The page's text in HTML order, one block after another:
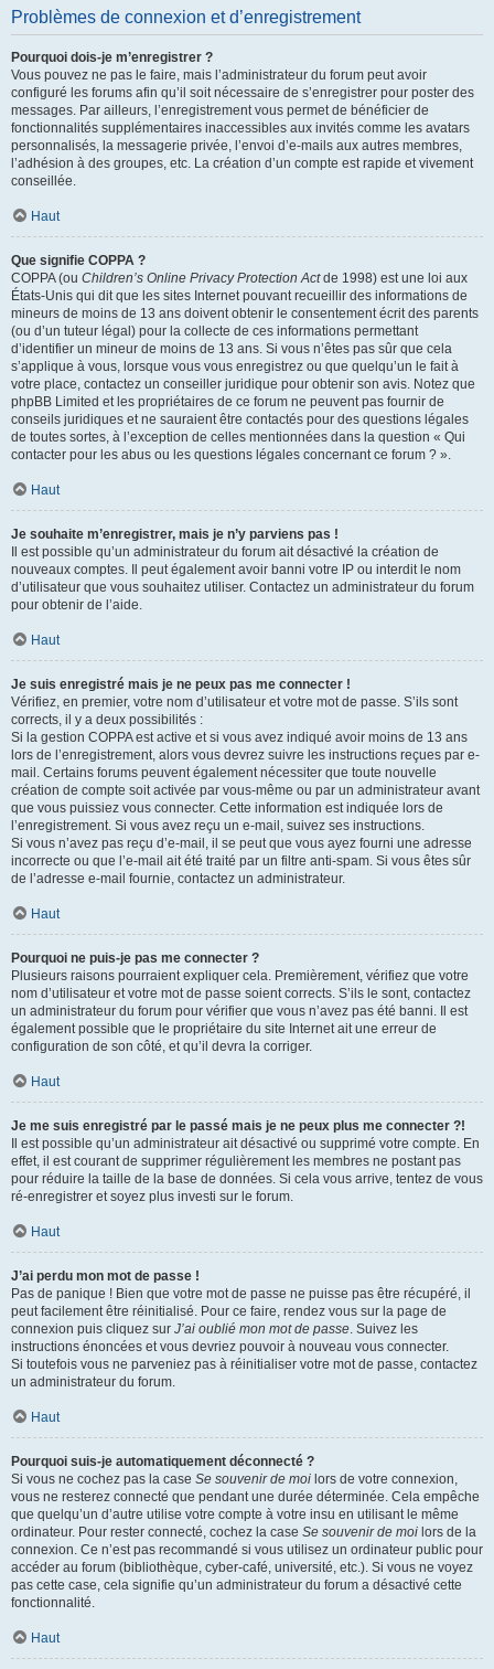
Problèmes de connexion et d’enregistrement
Pourquoi dois-je m’enregistrer ?
Vous pouvez ne pas le faire, mais l’administrateur du forum peut avoir
configuré les forums afin qu’il soit nécessaire de s’enregistrer pour poster des
messages. Par ailleurs, l’enregistrement vous permet de bénéficier de
fonctionnalités supplémentaires inaccessibles aux invités comme les avatars
personnalisés, la messagerie privée, l’envoi d’e-mails aux autres membres,
l’adhésion à des groupes, etc. La création d’un compte est rapide et vivement
conseillée.
Haut
Que signifie COPPA ?
COPPA (ou Children’s Online Privacy Protection Actde 1998) est une loi aux
États-Unis qui dit que les sites Internet pouvant recueillir des informations de
mineurs de moins de 13 ans doivent obtenir le consentement écrit des parents
(ou d’un tuteur légal) pour la collecte de ces informations permettant
d’identifier un mineur de moins de 13 ans. Si vous n’êtes pas sûr que cela
s’applique à vous, lorsque vous vous enregistrez ou que quelqu’un le fait à
votre place, contactez un conseiller juridique pour obtenir son avis. Notez que
phpBB Limited et les propriétaires de ce forum ne peuvent pas fournir de
conseils juridiques et ne sauraient être contactés pour des questions légales
de toutes sortes, à l’exception de celles mentionnées dans la question « Qui
contacter pour les abus ou les questions légales concernant ce forum ? ».
Haut
Je souhaite m’enregistrer, mais je n’y parviens pas !
Il est possible qu’un administrateur du forum ait désactivé la création de
nouveaux comptes. Il peut également avoir banni votre IP ou interdit le nom
d’utilisateur que vous souhaitez utiliser. Contactez un administrateur du forum
pour obtenir de l’aide.
Haut
Je suis enregistré mais je ne peux pas me connecter !
Vérifiez, en premier, votre nom d’utilisateur et votre mot de passe. S’ils sont
corrects, il y a deux possibilités :
Si la gestion COPPA est active et si vous avez indiqué avoir moins de 13 ans
lors de l’enregistrement, alors vous devrez suivre les instructions reçues par e-
mail. Certains forums peuvent également nécessiter que toute nouvelle
création de compte soit activée par vous-même ou par un administrateur avant
que vous puissiez vous connecter. Cette information est indiquée lors de
l’enregistrement. Si vous avez reçu un e-mail, suivez ses instructions.
Si vous n’avez pas reçu d’e-mail, il se peut que vous ayez fourni une adresse
incorrecte ou que l’e-mail ait été traité par un filtre anti-spam. Si vous êtes sûr
de l’adresse e-mail fournie, contactez un administrateur.
Haut
Pourquoi ne puis-je pas me connecter ?
Plusieurs raisons pourraient expliquer cela. Premièrement, vérifiez que votre
nom d’utilisateur et votre mot de passe soient corrects. S’ils le sont, contactez
un administrateur du forum pour vérifier que vous n’avez pas été banni. Il est
également possible que le propriétaire du site Internet ait une erreur de
configuration de son côté, et qu’il devra la corriger.
Haut
Je me suis enregistré par le passé mais je ne peux plus me connecter ?!
Il est possible qu’un administrateur ait désactivé ou supprimé votre compte. En
effet, il est courant de supprimer régulièrement les membres ne postant pas
pour réduire la taille de la base de données. Si cela vous arrive, tentez de vous
ré-enregistrer et soyez plus investi sur le forum.
Haut
J’ai perdu mon mot de passe !
Pas de panique ! Bien que votre mot de passe ne puisse pas être récupéré, il
peut facilement être réinitialisé. Pour ce faire, rendez vous sur la page de
connexion puis cliquez sur J’ai oublié mon mot de passe. Suivez les
instructions énoncées et vous devriez pouvoir à nouveau vous connecter.
Si toutefois vous ne parveniez pas à réinitialiser votre mot de passe, contactez
un administrateur du forum.
Haut
Pourquoi suis-je automatiquement déconnecté ?
Si vous ne cochez pas la case Se souvenir de moi lors de votre connexion,
vous ne resterez connecté que pendant une durée déterminée. Cela empêche
que quelqu’un d’autre utilise votre compte à votre insu en utilisant le même
ordinateur. Pour rester connecté, cochez la case Se souvenir de moi lors de la
connexion. Ce n’est pas recommandé si vous utilisez un ordinateur public pour
accéder au forum (bibliothèque, cyber-café, université, etc.). Si vous ne voyez
pas cette case, cela signifie qu’un administrateur du forum a désactivé cette
fonctionnalité.
Haut